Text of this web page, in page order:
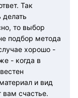
Так
делать
то выбор
подбор метода
хорошо -
- когда в
и вид
вам счастье.